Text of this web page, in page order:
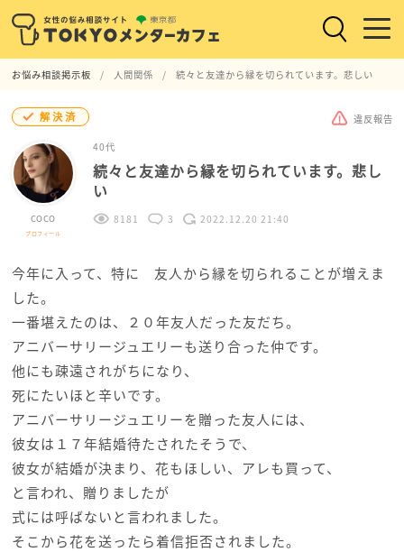
お悩み相談掲示板 人間関係 続々と友達から縁を切られています。悲しい
解決済 違反報告
COCO
プロフィール
40代
続々と友達から縁を切られています。悲し
い
8181 3 2022.12.20 21:40
今年に入って、特に 友人から縁を切られることが増えま
した。
一番堪えたのは、２０年友人だった友だち。
アニバーサリージュエリーも送り合った仲です。
他にも疎遠されがちになり、
死にたいほと辛いです。
アニバーサリージュエリーを贈った友人には、
彼女は１７年結婚待たされたそうで、
彼女が結婚が決まり、花もほしい、アレも買って、
と言われ、贈りましたが
式には呼ばないと言われました。
そこから花を送ったら着信拒否されました。